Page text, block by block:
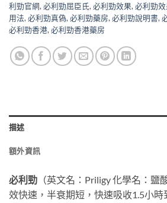
利勁官網, 必利勁屈臣氏, 必利勁效果, 必利勁
用法, 必利勁真偽, 必利勁藥房, 必利勁說明書,
必利勁香港, 必利勁香港藥房
描述
額外資訊
必利勁 （英文名：Priligy 化學名：鹽
效快速，半衰期短，快速吸收1.5小